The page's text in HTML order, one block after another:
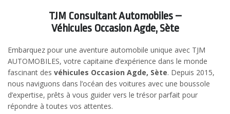
TJM Consultant Automobiles –
Véhicules Occasion Agde, Sète
Embarquez pour une aventure automobile unique avec TJM
AUTOMOBILES, votre capitaine d’expérience dans le monde
fascinant des véhicules Occasion Agde, Sète. Depuis 2015,
nous naviguons dans l’océan des voitures avec une boussole
d’expertise, prêts à vous guider vers le trésor parfait pour
répondre à toutes vos attentes.